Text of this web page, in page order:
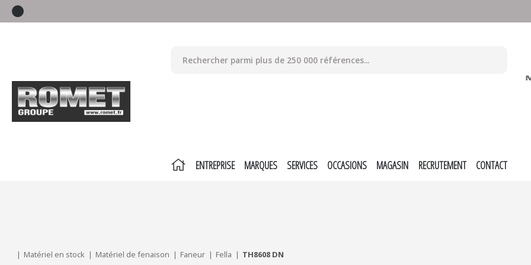
ENTREPRISE MARQUES SERVICES OCCASIONS MAGASIN RECRUTEMENT CONTACT
Matériel en stock Matériel de fenaison Faneur Fella TH8608 DN